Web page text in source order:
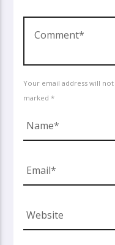
Your email address will
marked *